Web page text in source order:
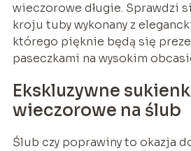
wieczorowe długie. Sprawdzi
kroju tuby wykonany z
którego pięknie będą się
paseczkami na wysokim
Ekskluzywne
wieczorowe na ślub
Ślub czy poprawiny to okazja